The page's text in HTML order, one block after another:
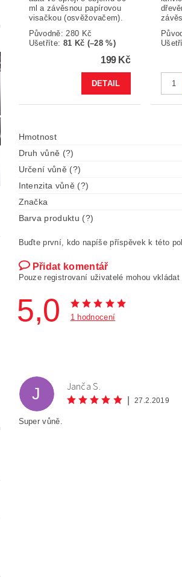
ml a závěsnou papírovou
visačkou (osvěžovačem).
Původně: 280 Kč
Ušetříte: 81 Kč (–28 %)
199 Kč
DETAIL
Hmotnost
Druh vůně (?)
Určení vůně (?)
Intenzita vůně (?)
Značka
Barva produktu (?)
Buďte první, kdo napíše příspěvek k této
Přidat komentář
Pouze registrovaní uživatelé mohou
5,0 1 hodnocení
J Janča S.
27.2.2019
Super vůně.